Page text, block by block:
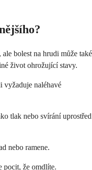
bolest na hrudi může také
život ohrožující stavy.
vyžaduje naléhavé
tlak nebo svírání uprostřed
nebo ramene.
pocit, že omdlíte.